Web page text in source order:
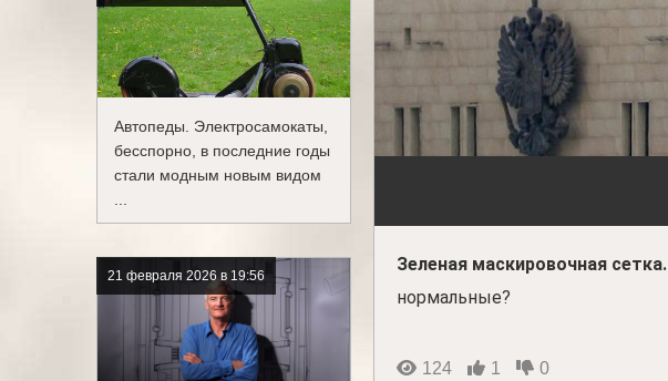
Автопеды. Электросамокаты,
бесспорно, в последние годы
стали модным новым видом
21 февраля 2026 в 19:56
Зеленая маскировочная сетка.
нормальные?
124 1 0